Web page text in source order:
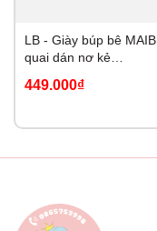
LB - Giày búp bê
quai dán nơ kẻ
449.000₫